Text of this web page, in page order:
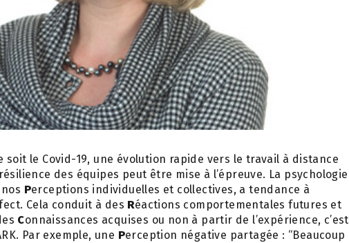
soit le Covid-19, une évolution rapide vers le travail à distance
des équipes peut être mise à l’épreuve. La psychologie
Perceptions individuelles et collectives, a tendance à
Cela conduit à des Réactions comportementales futures et
Connaissances acquises ou non à partir de l’expérience, c’est
Par exemple, une Perception négative partagée : “Beaucoup